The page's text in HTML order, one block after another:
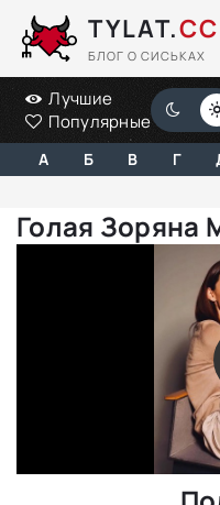
TYLAT.CC
БЛОГ О СИСЬКАХ
Лучшие
Популярные
А Б В Г
Голая Зоряна